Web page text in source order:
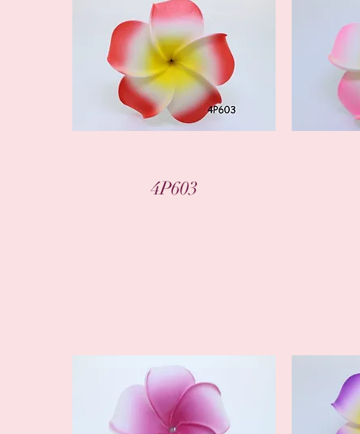
العرض السريع
4P603